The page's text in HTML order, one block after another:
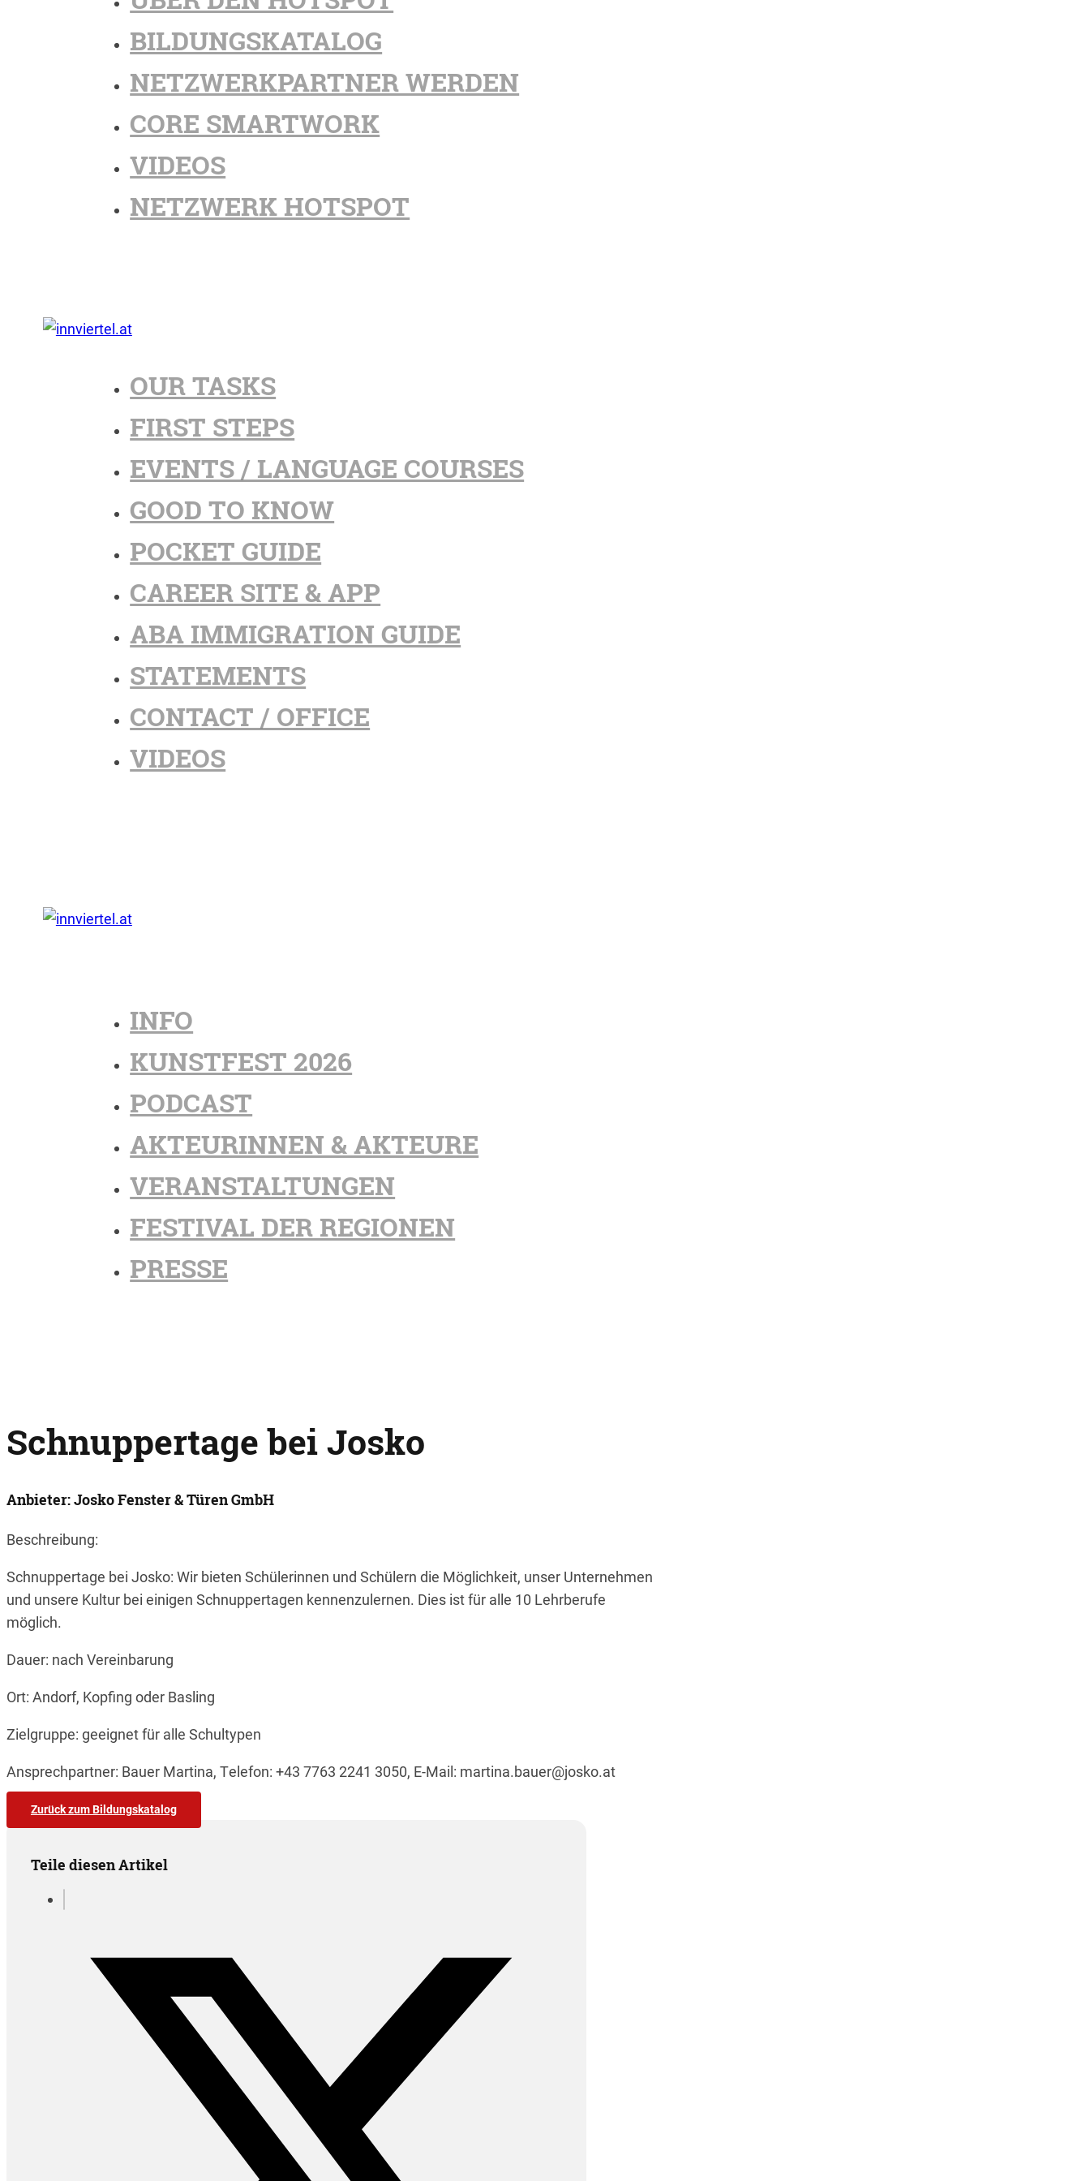
BILDUNGSKATALOG
NETZWERKPARTNER WERDEN
CORE SMARTWORK
VIDEOS
NETZWERK HOTSPOT
OUR TASKS
FIRST STEPS
EVENTS / LANGUAGE COURSES
GOOD TO KNOW
POCKET GUIDE
CAREER SITE & APP
ABA IMMIGRATION GUIDE
STATEMENTS
CONTACT / OFFICE
VIDEOS
INFO
KUNSTFEST 2026
PODCAST
AKTEURINNEN & AKTEURE
VERANSTALTUNGEN
FESTIVAL DER REGIONEN
PRESSE
Schnuppertage bei Josko
Anbieter: Josko Fenster & Türen GmbH
Beschreibung:
Schnuppertage bei Josko: Wir bieten Schülerinnen und Schülern die Möglichkeit, unser Unternehmen
und unsere Kultur bei einigen Schnuppertagen kennenzulernen. Dies ist für alle 10 Lehrberufe
möglich.
Dauer: nach Vereinbarung
Ort: Andorf, Kopfing oder Basling
Zielgruppe: geeignet für alle Schultypen
Ansprechpartner: Bauer Martina, Telefon: +43 7763 2241 3050, E-Mail: martina.bauer@josko.at
Zurück zum Bildungskatalog
Teile diesen Artikel